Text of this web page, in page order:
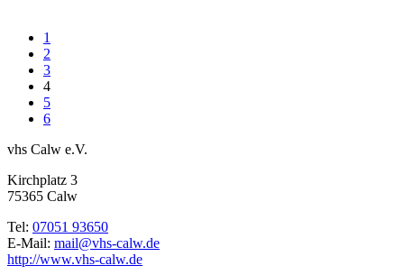
1
2
3
4
5
6
vhs Calw e.V.
Kirchplatz 3
75365 Calw
Tel: 07051 93650
E-Mail: mail@vhs-calw.de
http://www.vhs-calw.de